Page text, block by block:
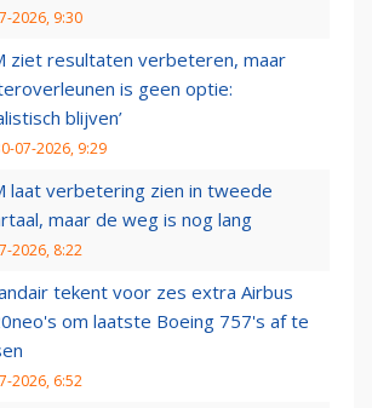
2026, 9:30
ziet resultaten verbeteren, maar
is geen optie:
blijven’
07-2026, 9:29
laat verbetering zien in tweede
maar de weg is nog lang
2026, 8:22
tekent voor zes extra Airbus
om laatste Boeing 757's af te
2026, 6:52